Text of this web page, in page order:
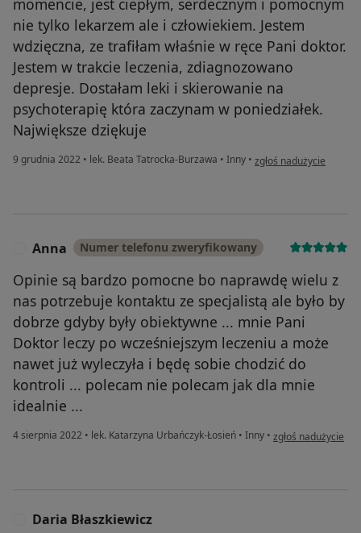
nie tylko lekarzem ale i człowiekiem. Jestem
wdzięczna, ze trafiłam właśnie w ręce Pani doktor.
Jestem w trakcie leczenia, zdiagnozowano
depresje. Dostałam leki i skierowanie na
psychoterapię która zaczynam w poniedziałek.
Największe dziękuje
9 grudnia 2022 • lek. Beata Tatrocka-Burzawa • Inny • w opinii użytkownika
zgłoś nadużycie
Anna Numer telefonu zweryfikowany
Opinie są bardzo pomocne bo naprawdę wielu z
nas potrzebuje kontaktu ze specjalistą ale było by
dobrze gdyby były obiektywne ... mnie Pani
Doktor leczy po wcześniejszym leczeniu a może
nawet już wyleczyła i będę sobie chodzić do
kontroli ... polecam nie polecam jak dla mnie
idealnie ...
4 sierpnia 2022 • lek. Katarzyna Urbańczyk-Łosień • Inny • w opinii
zgłoś nadużycie
Daria Błaszkiewicz